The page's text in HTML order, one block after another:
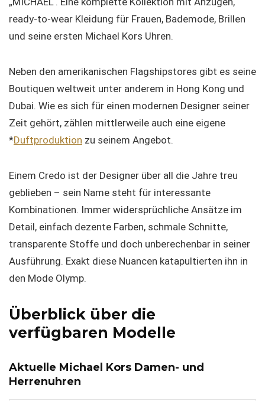
ready-to-wear Kleidung für Frauen, Bademode, Brillen
und seine ersten Michael Kors Uhren.
Neben den amerikanischen Flagshipstores gibt es seine
Boutiquen weltweit unter anderem in Hong Kong und
Dubai. Wie es sich für einen modernen Designer seiner
Zeit gehört, zählen mittlerweile auch eine eigene
*Duftproduktion zu seinem Angebot.
Einem Credo ist der Designer über all die Jahre treu
geblieben – sein Name steht für interessante
Kombinationen. Immer widersprüchliche Ansätze im
Detail, einfach dezente Farben, schmale Schnitte,
transparente Stoffe und doch unberechenbar in seiner
Ausführung. Exakt diese Nuancen katapultierten ihn in
den Mode Olymp.
Überblick über die
verfügbaren Modelle
Aktuelle Michael Kors Damen- und
Herrenuhren